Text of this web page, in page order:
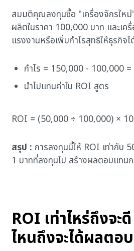
สมมติคุณลงทุนซื้อ "เครื่องจักรใหม่
ผลิตในราคา 100,000 บาท และเ
แรงงานหรือเพิ่มกำไรสุทธิให้ธุรกิจ
กำไร = 150,000 - 100,000
นำไปแทนค่าใน ROI สูตร
ROI = (50,000 ÷ 100,000) ×
สรุป : การลงทุนนี้ให้ ROI เท่ากับ
1 บาทที่ลงทุนไป สร้างผลตอบแทน
ROI เท่าไหร่ถึงจ
ไหนถึงจะได้ผลต